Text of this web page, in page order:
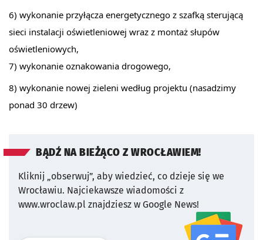
6) wykonanie przyłącza energetycznego z szafką sterującą
sieci instalacji oświetleniowej wraz z montaż słupów
oświetleniowych,
7) wykonanie oznakowania drogowego,
8) wykonanie nowej zieleni według projektu (nasadzimy
ponad 30 drzew)
BĄDŹ NA BIEŻĄCO Z WROCŁAWIEM!
Kliknij „obserwuj”, aby wiedzieć, co dzieje się we
Wrocławiu. Najciekawsze wiadomości z
www.wroclaw.pl znajdziesz w Google News!